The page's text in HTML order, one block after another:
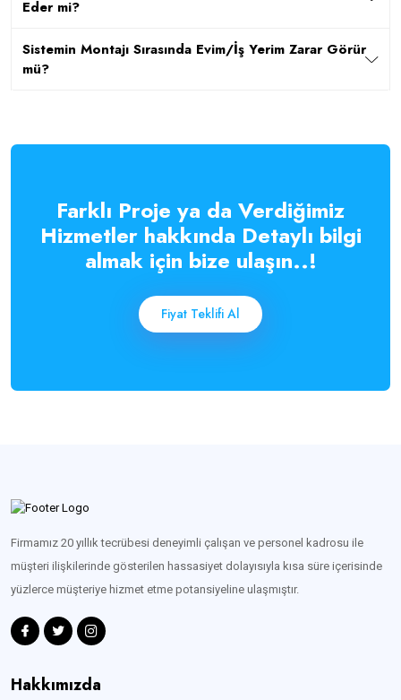
Eder mi?
Sistemin Montajı Sırasında Evim/İş Yerim Zarar Görür
mü?
Farklı Proje ya da Verdiğimiz
Hizmetler hakkında Detaylı bilgi
almak için bize ulaşın..!
Fiyat Teklifi Al
Firmamız 20 yıllık tecrübesi deneyimli çalışan ve personel kadrosu ile
müşteri ilişkilerinde gösterilen hassasiyet dolayısıyla kısa süre içerisinde
yüzlerce müşteriye hizmet etme potansiyeline ulaşmıştır.
Hakkımızda